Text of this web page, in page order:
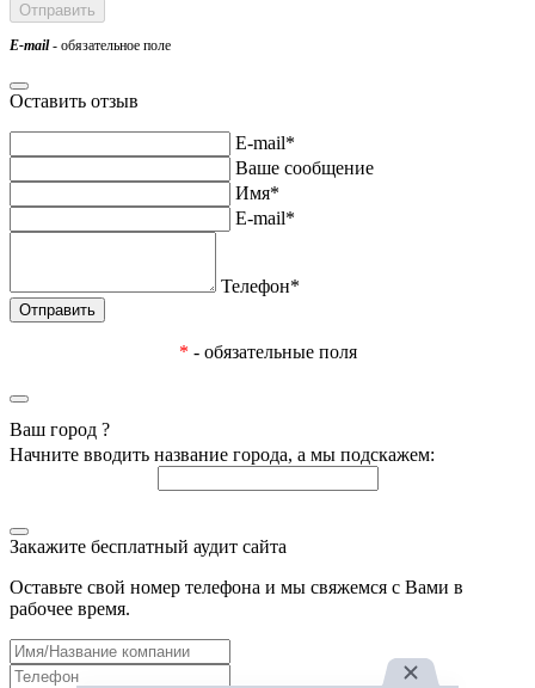
E-mail- обязательное поле
Оставить отзыв
E-mail*
Ваше сообщение
Имя*
E-mail*
Телефон*
* - обязательные поля
Ваш город ?
Начните вводить название города, а мы подскажем:
Закажите бесплатный аудит сайта
Оставьте свой номер телефона и мы свяжемся с Вами в
рабочее время.